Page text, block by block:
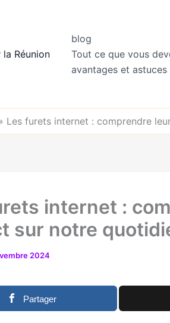
Réunion
blog
Tout ce que vous
avantages et astuces
Les furets internet : comprendre
internet :
sur notre
2024
Partager